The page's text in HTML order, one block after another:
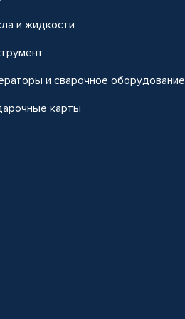
и жидкости
и сварочное оборудование
карты